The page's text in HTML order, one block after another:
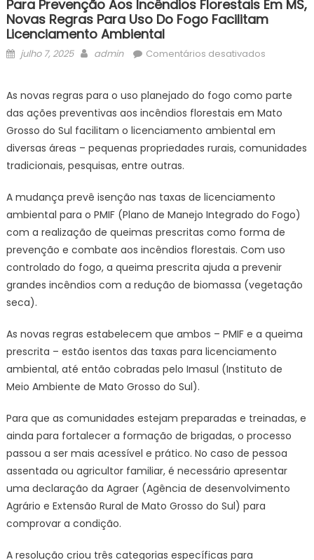
Para Prevenção Aos Incêndios Florestais Em MS,
Novas Regras Para Uso Do Fogo Facilitam
Licenciamento Ambiental
Posted
julho 7, 2025 Author
admin Comentários desativadosem
aos
incêndios
florestais
em
regras
para
uso
do
fogo
facilitam
As novas regras para o uso planejado do fogo como parte
das ações preventivas aos incêndios florestais em Mato
Grosso do Sul facilitam o licenciamento ambiental em
diversas áreas – pequenas propriedades rurais, comunidades
tradicionais, pesquisas, entre outras.
A mudança prevê isenção nas taxas de licenciamento
ambiental para o PMIF (Plano de Manejo Integrado do Fogo)
com a realização de queimas prescritas como forma de
prevenção e combate aos incêndios florestais. Com uso
controlado do fogo, a queima prescrita ajuda a prevenir
grandes incêndios com a redução de biomassa (vegetação
seca).
As novas regras estabelecem que ambos – PMIF e a queima
prescrita – estão isentos das taxas para licenciamento
ambiental, até então cobradas pelo Imasul (Instituto de
Meio Ambiente de Mato Grosso do Sul).
Para que as comunidades estejam preparadas e treinadas, e
ainda para fortalecer a formação de brigadas, o processo
passou a ser mais acessível e prático. No caso de pessoa
assentada ou agricultor familiar, é necessário apresentar
uma declaração da Agraer (Agência de desenvolvimento
Agrário e Extensão Rural de Mato Grosso do Sul) para
comprovar a condição.
A resolução criou três categorias específicas para